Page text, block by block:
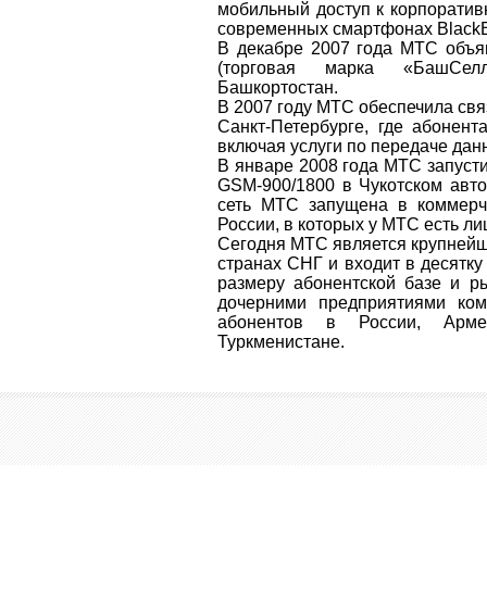
мобильный доступ к
современных смартфонах
В декабре 2007 года МТС
(торговая марка
Башкортостан.
В 2007 году МТС обеспечила
Санкт-Петербурге, где
включая услуги по передаче
В январе 2008 года МТС
GSM-900/1800 в Чукотском
сеть МТС запущена в
России, в которых у МТС есть
Сегодня МТС является
странах СНГ и входит в
размеру абонентской базе и
дочерними предприятиями
абонентов в России,
Туркменистане.